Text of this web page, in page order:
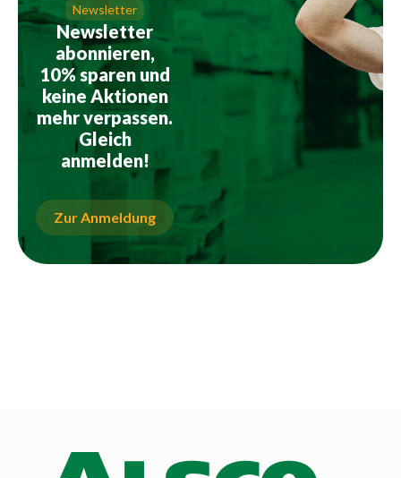
Newsletter
Newsletter
abonnieren,
10% sparen und
keine Aktionen
mehr verpassen.
Gleich
anmelden!
Zur Anmeldung